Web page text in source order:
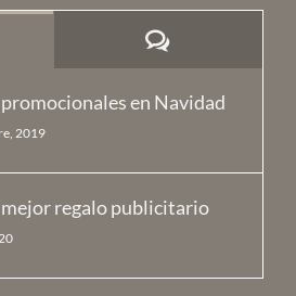
Comentarios
en Navidad
2019
mejor regalo publicitario